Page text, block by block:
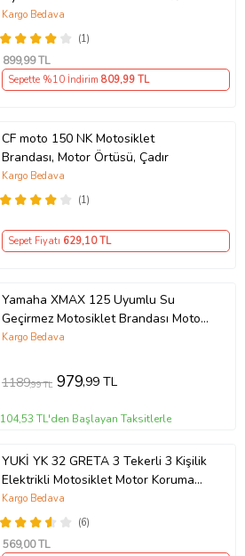
Premium 4 Mevsim Koruma Gri
(1)
Kargo Bedava
899,99 TL
Sepette %10 İndirim 809,99 TL
CF moto 150 NK Motosiklet
Brandası, Motor Örtüsü, Çadır
(1)
Kargo Bedava
Sepet Fiyatı 629,10 TL
Yamaha XMAX 125 Uyumlu Su
Geçirmez Motosiklet Brandası Motor
Branda
Kargo Bedava
1189,99 TL 979,99 TL
104,53 TL'den Başlayan Taksitlerle
YUKİ YK 32 GRETA 3 Tekerli 3 Kişilik
Elektrikli Motosiklet Motor Koruma
Brandası Ultra Dayanıklı
(6)
Kargo Bedava
569,00 TL